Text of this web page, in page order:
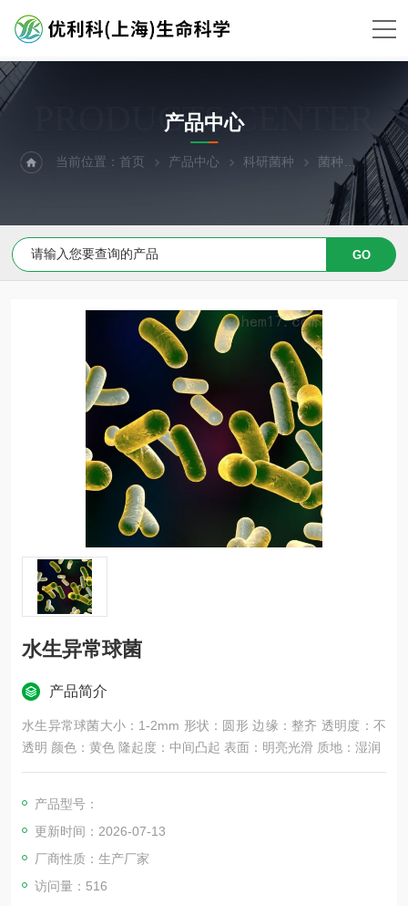
PRODUCTS CENTER
产品中心
当前位置：首页 产品中心 科研菌种 菌种 水生
水生异常球菌
产品简介
水生异常球菌大小：1-2mm 形状：圆形 边缘：整齐 透明度：不
透明 颜色：黄色 隆起度：中间凸起 表面：明亮光滑 质地：湿润
产品型号：
更新时间：2026-07-13
厂商性质：生产厂家
访问量：516